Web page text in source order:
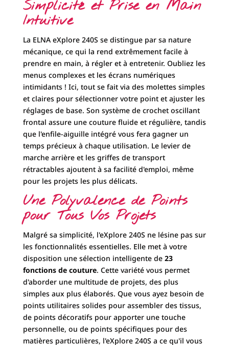
marche arrière et les griffes de transport
rétractables ajoutent à sa facilité d'emploi, même
Une Polyvalence de Points
pour Tous Vos Projets
Malgré sa simplicité, l'eXplore 240S ne lésine pas sur
les fonctionnalités essentielles. Elle met à votre
disposition une sélection intelligente de
23
fonctions de couture
. Cette variété vous permet
d'aborder une multitude de projets, des plus
simples aux plus élaborés. Que vous ayez besoin de
points utilitaires solides pour assembler des tissus,
de points décoratifs pour apporter une touche
personnelle, ou de points spécifiques pour des
matières particulières, l'eXplore 240S a ce qu'il vous
faut.
Points droitspour les coutures d'assemblage et
les surpiqûres.
Points zigzagpour surfiler et décorer.
Une gamme de11 points spécialement conçus
pour les tissus extensibles. C'est un avantage
considérable si vous souhaitez travailler le jersey,
le lycra ou d'autres matières stretch pour créer
des vêtements confortables comme des t-shirts,
leggings ou robes.
Despoints décoratifspour embellir vos créations